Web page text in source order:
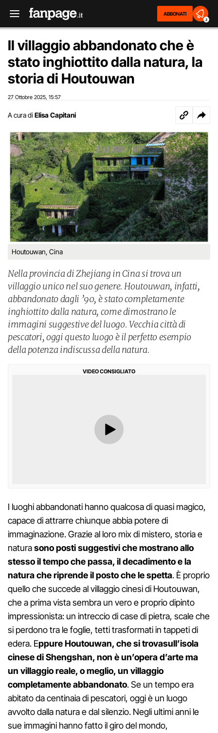
ABBONATI
2
Il villaggio abbandonato che è
stato inghiottito dalla natura, la
storia di Houtouwan
27 Ottobre 2025 15:57
A cura di Elisa Capitani
Houtouwan, Cina
Nella provincia di Zhejiang in Cina si trova un
villaggio unico nel suo genere. Houtouwan, infatti,
abbandonato dagli ’90, è stato completamente
inghiottito dalla natura, come dimostrano le
immagini suggestive del luogo. Vecchia città di
pescatori, oggi questo luogo è il perfetto esempio
della potenza indiscussa della natura.
VIDEO CONSIGLIATO
I luoghi abbandonati hanno qualcosa di quasi magico,
capace di attrarre chiunque abbia potere di
immaginazione. Grazie al loro mix di mistero, storia e
naturasono posti suggestivi che mostrano allo
stesso il tempo che passa, il decadimento e la
natura che riprende il posto che le spetta. È proprio
quello che succede al villaggio cinesi di Houtouwan,
che a prima vista sembra un vero e proprio dipinto
impressionista: un intreccio di case di pietra, scale che
si perdono tra le foglie, tetti trasformati in tappeti di
edera. Eppure Houtouwan, che si trovasull’isola
cinese di Shengshan, non è un’opera d’arte ma
un villaggio reale, o meglio, un villaggio
completamente abbandonato. Se un tempo era
abitato da centinaia di pescatori, oggi è un luogo
avvolto dalla natura e dal silenzio. Negli ultimi anni le
sue immagini hanno fatto il giro del mondo,